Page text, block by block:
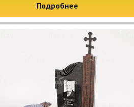
Подробнее